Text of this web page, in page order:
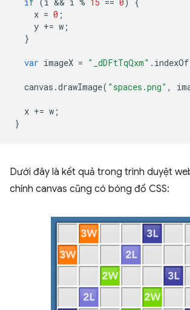
x = 0 ;
y += w ;
}
var imageX = "_dDFtTqQxm" . indexOf
canvas .drawImage( "spaces.png" ,
x += w ;
}
Dưới đây là kết quả trong trình duyệt
chính canvas cũng có bóng đổ CSS: